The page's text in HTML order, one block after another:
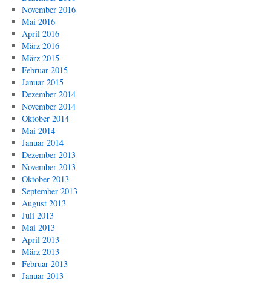
November 2016
Mai 2016
April 2016
März 2016
März 2015
Februar 2015
Januar 2015
Dezember 2014
November 2014
Oktober 2014
Mai 2014
Januar 2014
Dezember 2013
November 2013
Oktober 2013
September 2013
August 2013
Juli 2013
Mai 2013
April 2013
März 2013
Februar 2013
Januar 2013